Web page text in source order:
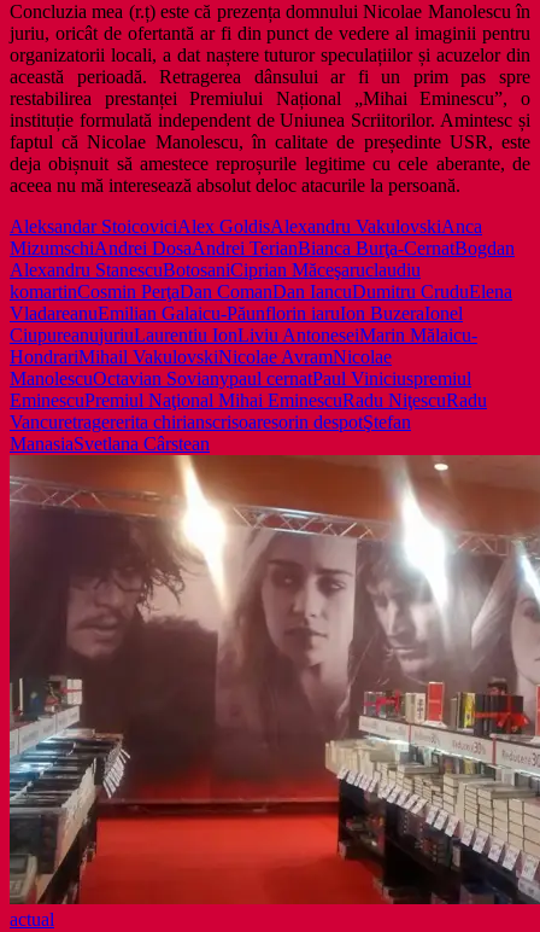
Concluzia mea (r.ț) este că prezența domnului Nicolae Manolescu în
juriu, oricât de ofertantă ar fi din punct de vedere al imaginii pentru
organizatorii locali, a dat naștere tuturor speculațiilor și acuzelor din
această perioadă. Retragerea dânsului ar fi un prim pas spre
restabilirea prestanței Premiului Național „Mihai Eminescu”, o
instituție formulată independent de Uniunea Scriitorilor. Amintesc și
faptul că Nicolae Manolescu, în calitate de președinte USR, este
deja obișnuit să amestece reproșurile legitime cu cele aberante, de
aceea nu mă interesează absolut deloc atacurile la persoană.
Aleksandar StoicoviciAlex GoldisAlexandru VakulovskiAnca
MizumschiAndrei DosaAndrei TerianBianca Burţa-CernatBogdan
Alexandru StanescuBotosaniCiprian Măceşaruclaudiu
komartinCosmin PerţaDan ComanDan IancuDumitru CruduElena
VladareanuEmilian Galaicu-Păunflorin iaruIon BuzeraIonel
CiupureanujuriuLaurentiu IonLiviu AntoneseiMarin Mălaicu-
HondrariMihail VakulovskiNicolae AvramNicolae
ManolescuOctavian Sovianypaul cernatPaul Viniciuspremiul
EminescuPremiul Naţional Mihai EminescuRadu NiţescuRadu
Vancuretragererita chirianscrisoaresorin despotŞtefan
ManasiaSvetlana Cârstean
actual